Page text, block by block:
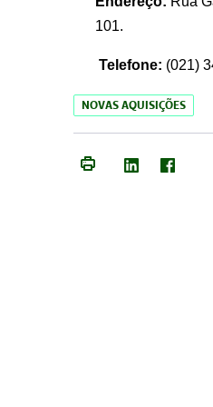
101.
Telefone: (021)
NOVAS AQUISIÇÕES